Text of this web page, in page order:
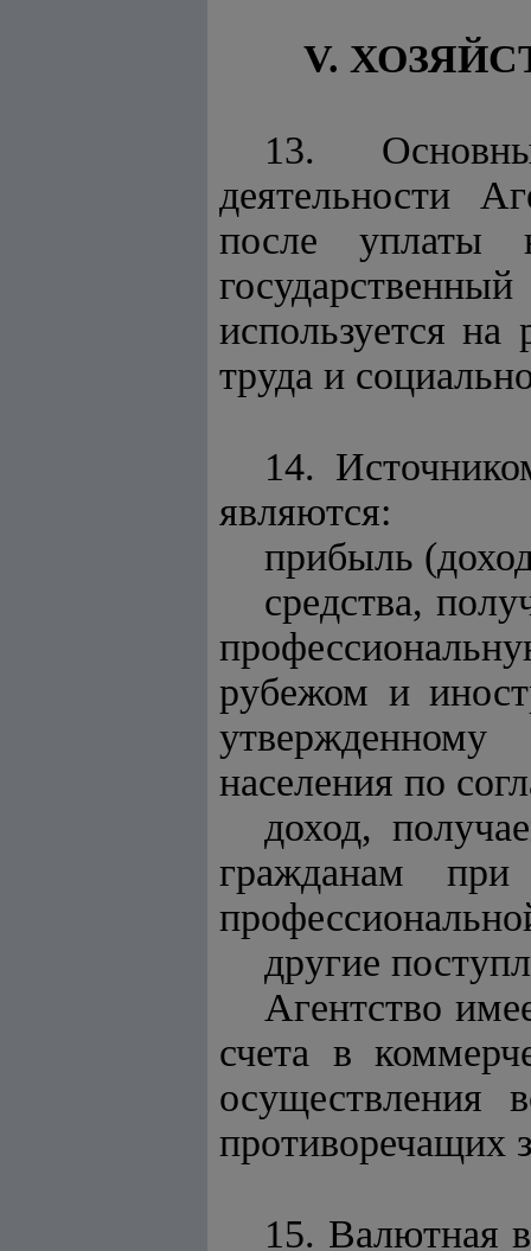
V.
13.
деятельности
после уплаты
используется
труда и
14.
являются:
прибыль
средства,
рубежом и
населения по
доход,
гражданам при
другие
Агентство
счета в
осуществления
противоречащих
15. Валютная